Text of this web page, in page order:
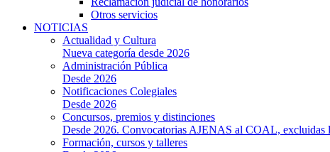
Otros servicios
NOTICIAS
Actualidad y Cultura
Nueva categoría desde 2026
Administración Pública
Desde 2026
Notificaciones Colegiales
Desde 2026
Concursos, premios y distinciones
Desde 2026. Convocatorias AJENAS al COAL, excluidas
Formación, cursos y talleres